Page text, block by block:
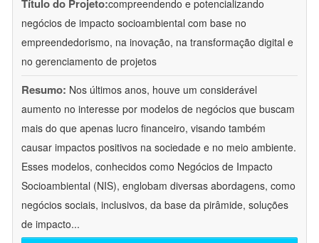
Título do Projeto:compreendendo e potencializando
negócios de impacto socioambiental com base no
empreendedorismo, na inovação, na transformação digital e
no gerenciamento de projetos
Resumo: Nos últimos anos, houve um considerável
aumento no interesse por modelos de negócios que buscam
mais do que apenas lucro financeiro, visando também
causar impactos positivos na sociedade e no meio ambiente.
Esses modelos, conhecidos como Negócios de Impacto
Socioambiental (NIS), englobam diversas abordagens, como
negócios sociais, inclusivos, da base da pirâmide, soluções
de impacto...